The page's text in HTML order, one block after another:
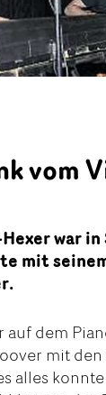
vom
war in
mit
auf dem
mit
alles